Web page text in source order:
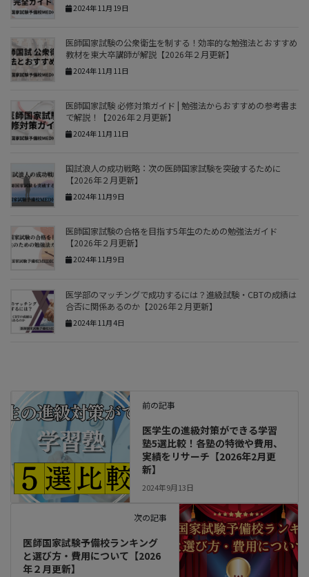
2024年11月19日
医師国家試験の公衆衛生を制する！効率的な勉強法とおすすめ
教材を東大卒講師が解説【2026年２月更新】
2024年11月11日
医師国家試験 必修対策ガイド | 勉強法からおすすめの参考書ま
で解説！【2026年２月更新】
2024年11月11日
国試浪人の成功戦略：次の医師国家試験を突破するために
【2026年２月更新】
2024年11月9日
医師国家試験の合格を目指す5年生のための勉強法ガイド
【2026年２月更新】
2024年11月9日
医学部のマッチングで成功するには？進級試験・CBTの成績は
合否に関係あるのか【2026年２月更新】
2024年11月4日
前の記事
医学生の進級対策ができる学習
塾5選比較！各塾の特徴や費用、
実績をリサーチ【2026年2月更
新】
2024年9月13日
次の記事
医師国家試験予備校ランキング
と選び方・費用について【2026
年２月更新】